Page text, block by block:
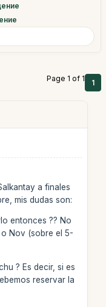
Page 1 of 1 1
a finales
mis dudas son:
entonces ?? No
Nov (sobre el 5-
? Es decir, si es
reservar la